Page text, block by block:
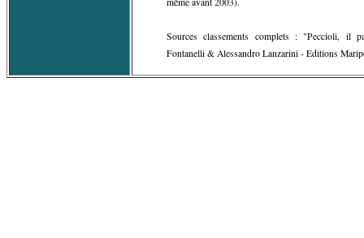
Sources classements complets : "Peccioli, il
Fontanelli & Alessandro Lanzarini - Editions